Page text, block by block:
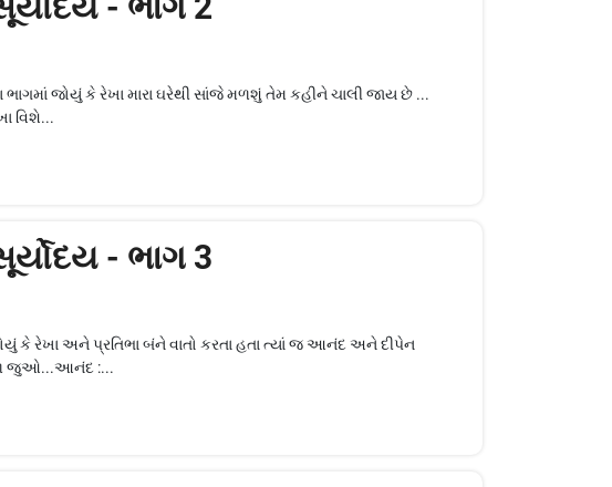
જોયું કે રેખા મારા ઘરેથી સાંજે મળશું તેમ કહીને ચાલી જાય છે ...
વિશે...
- ભાગ 3
કે રેખા અને પ્રતિભા બંને વાતો કરતા હતા ત્યાં જ આનંદ અને દીપેન
જુઓ...આનંદ :...